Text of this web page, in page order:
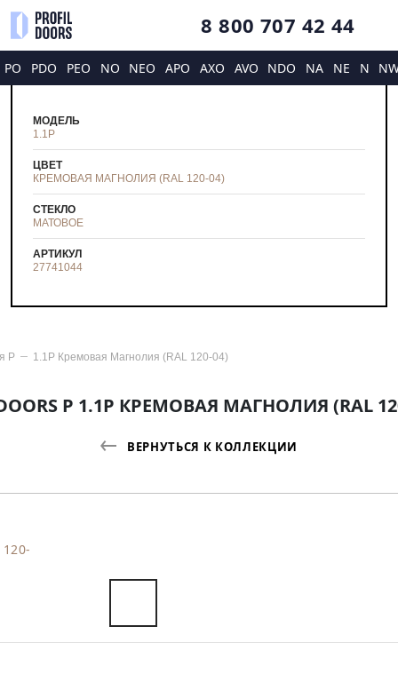
8 800 707 42 44
PO PDO PEO NO NEO APO AXO AVO NDO NA NE N
МОДЕЛЬ
1.1P
ЦВЕТ
КРЕМОВАЯ МАГНОЛИЯ (RAL 120-04)
СТЕКЛО
МАТОВОЕ
АРТИКУЛ
27741044
P 1.1P Кремовая Магнолия (RAL 120-04)
P 1.1P КРЕМОВАЯ МАГНОЛИЯ (RAL
ВЕРНУТЬСЯ К КОЛЛЕКЦИИ